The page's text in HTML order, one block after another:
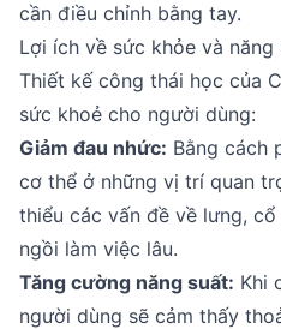
cần điều chỉnh bằng tay.
Lợi ích về sức khỏe và năng
Thiết kế công thái học của
sức khoẻ cho người dùng:
Giảm đau nhức: Bằng cách
cơ thể ở những vị trí quan
thiểu các vấn đề về lưng,
ngồi làm việc lâu.
Tăng cường năng suất: Khi
người dùng sẽ cảm thấy